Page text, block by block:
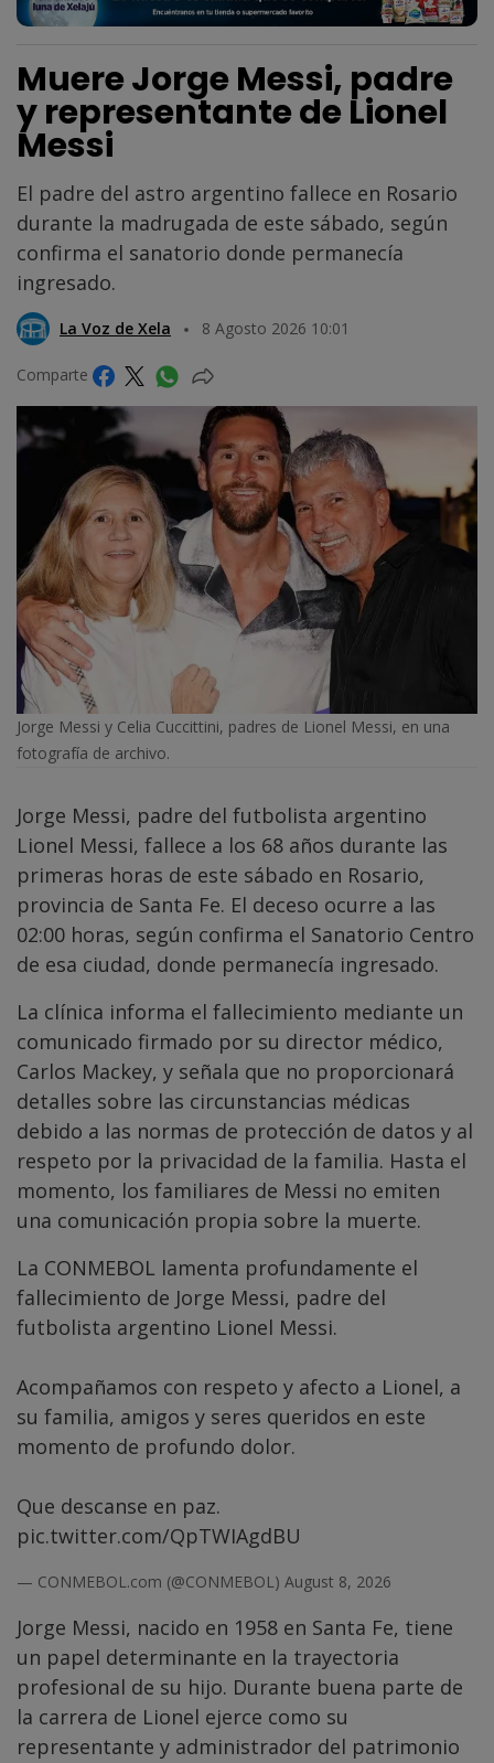
Muere Jorge Messi, padre
y representante de Lionel
Messi
El padre del astro argentino fallece en Rosario
durante la madrugada de este sábado, según
confirma el sanatorio donde permanecía
ingresado.
La Voz de Xela 8 Agosto 2026 10:01
Comparte
Jorge Messi y Celia Cuccittini, padres de Lionel Messi, en una
fotografía de archivo.
Jorge Messi, padre del futbolista argentino
Lionel Messi, fallece a los 68 años durante las
primeras horas de este sábado en Rosario,
provincia de Santa Fe. El deceso ocurre a las
02:00 horas, según confirma el Sanatorio Centro
de esa ciudad, donde permanecía ingresado.
La clínica informa el fallecimiento mediante un
comunicado firmado por su director médico,
Carlos Mackey, y señala que no proporcionará
detalles sobre las circunstancias médicas
debido a las normas de protección de datos y al
respeto por la privacidad de la familia. Hasta el
momento, los familiares de Messi no emiten
una comunicación propia sobre la muerte.
La CONMEBOL lamenta profundamente el
fallecimiento de Jorge Messi, padre del
futbolista argentino Lionel Messi.
Acompañamos con respeto y afecto a Lionel, a
su familia, amigos y seres queridos en este
momento de profundo dolor.
Que descanse en paz.
pic.twitter.com/QpTWIAgdBU
— CONMEBOL.com (@CONMEBOL) August 8, 2026
Jorge Messi, nacido en 1958 en Santa Fe, tiene
un papel determinante en la trayectoria
profesional de su hijo. Durante buena parte de
la carrera de Lionel ejerce como su
representante y administrador del patrimonio